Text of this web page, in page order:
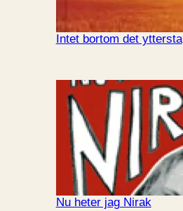
Intet bortom det yttersta
Nu heter jag Nirak